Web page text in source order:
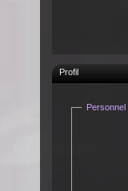
Profil
Personnel